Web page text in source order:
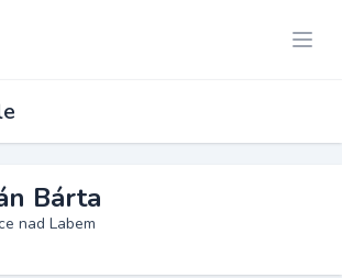
Bárta
nad Labem